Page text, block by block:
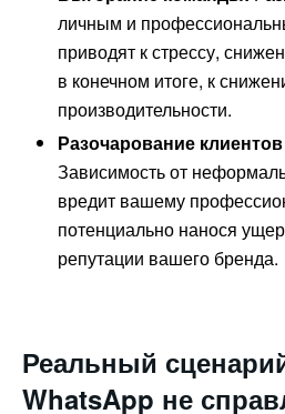
личным и
приводят к стрессу,
в конечном итоге, к
производительности.
Разочарование
Зависимость от
вредит вашему
потенциально нанося
репутации вашего бренда.
Реальный
WhatsApp не